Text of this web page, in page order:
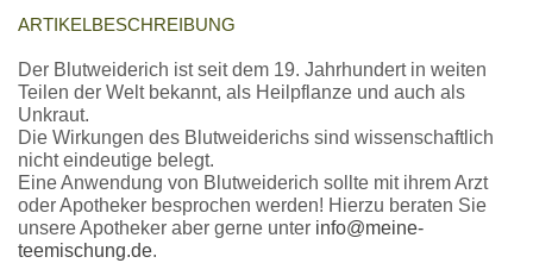
ARTIKELBESCHREIBUNG
Der Blutweiderich ist seit dem 19. Jahrhundert in weiten
Teilen der Welt bekannt, als Heilpflanze und auch als
Unkraut.
Die Wirkungen des Blutweiderichs sind wissenschaftlich
nicht eindeutige belegt.
Eine Anwendung von Blutweiderich sollte mit ihrem Arzt
oder Apotheker besprochen werden! Hierzu beraten Sie
unsere Apotheker aber gerne unter info@meine-
teemischung.de.